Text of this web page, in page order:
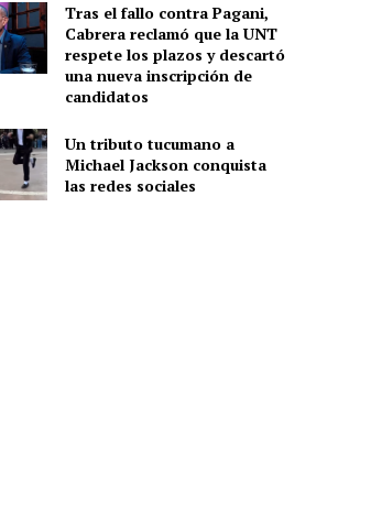
Tras el fallo contra Pagani,
Cabrera reclamó que la UNT
respete los plazos y descartó
una nueva inscripción de
candidatos
Un tributo tucumano a
Michael Jackson conquista
las redes sociales